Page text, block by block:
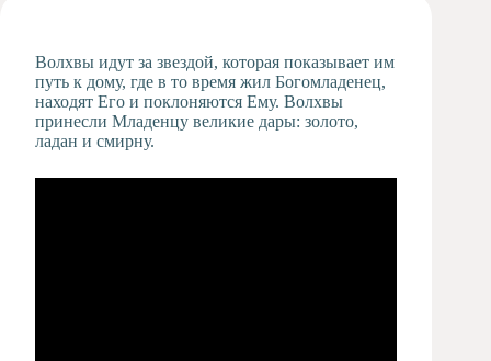
Музыкальное
отделение
Психологическая
Служба
Тьюторская
Волхвы идут за звездой, которая показывает им
путь к дому, где в то время жил Богомладенец,
находят Его и поклоняются Ему. Волхвы
принесли Младенцу великие дары: золото,
ладан и смирну.